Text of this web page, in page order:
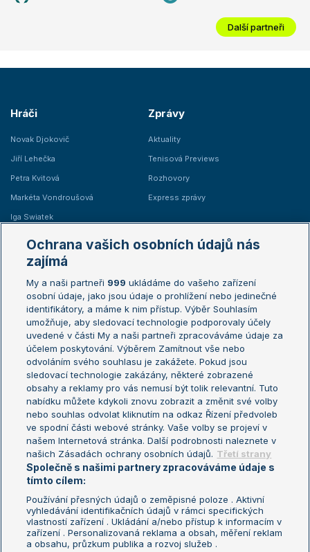
Další partneři
Hráči
Novak Djokovič
Jiří Lehečka
Petra Kvitová
Markéta Vondroušová
Iga Swiatek
Zprávy
Aktuality
Tenisová Previews
Rozhovory
Express zprávy
Žebříčky
Žebříček ATP (muži)
Žebříček WTA (ženy)
Sázkařský žebříček
Australian Open
French Open
Wimbledon
US Open
Turnaj mistrů
Turnaj mistryň
Aktualní trendy
Fotbalové přestupy
Livesport Daily
LS Prague Open
Podmínky užití
Nastavení soukromí
GDPR a žurnalistika
Reklama
Informace o zpracování osobních
Ochrana vašich osobních údajů nás
zajímá
My a naši partneři 999 ukládáme do vašeho zařízení
osobní údaje, jako jsou údaje o prohlížení nebo jedinečné
identifikátory, a máme k nim přístup. Výběr Souhlasím
umožňuje, aby sledovací technologie podporovaly účely
uvedené v části My a naši partneři zpracováváme údaje za
účelem poskytování. Výběrem Zamítnout vše nebo
odvoláním svého souhlasu je zakážete. Pokud jsou
sledovací technologie zakázány, některé zobrazené
obsahy a reklamy pro vás nemusí být tolik relevantní. Tuto
nabídku můžete kdykoli znovu zobrazit a změnit své volby
nebo souhlas odvolat kliknutím na odkaz Řízení předvoleb
ve spodní části webové stránky. Vaše volby se projeví v
našem Internetová stránka. Další podrobnosti naleznete v
našich Zásadách ochrany osobních údajů. Třetí strany
Společně s našimi partnery zpracováváme údaje s
tímto cílem:
Používání přesných údajů o zeměpisné poloze . Aktivní
vyhledávání identifikačních údajů v rámci specifických
vlastností zařízení . Ukládání a/nebo přístup k informacím v
zařízení . Personalizovaná reklama a obsah, měření reklam
a obsahu, průzkum publika a rozvoj služeb .